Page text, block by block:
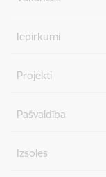
Iepirkumi
Projekti
Pašvaldība
Izsoles